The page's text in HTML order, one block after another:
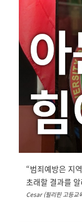
“범죄예방은 지
초래할 결과를
Cesar (필리핀 고등교